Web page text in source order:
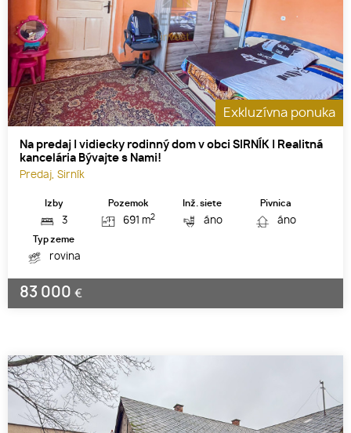
Exkluzívna ponuka
Na predaj | vidiecky rodinný dom v obci SIRNÍK | Realitná
kancelária Bývajte s Nami!
Predaj, Sirník
Izby
3
Pozemok
691 m2
Inž. siete
áno
Pivnica
áno
Typ zeme
rovina
83 000 €